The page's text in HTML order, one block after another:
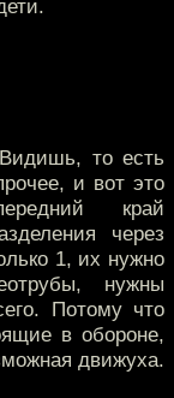
то есть
и вот это
край
через
1, их нужно
нужны
Потому что
в обороне,
движуха.